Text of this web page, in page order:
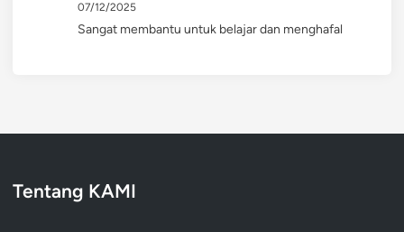
07/12/2025
Sangat membantu untuk belajar dan menghafal
Tentang KAMI